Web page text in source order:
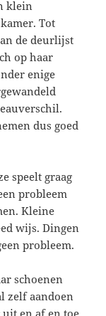
klein
Tot
de deurlijst
op haar
enige
dus goed
speelt graag
probleem
Kleine
wijs. Dingen
probleem.
schoenen
zelf aandoen